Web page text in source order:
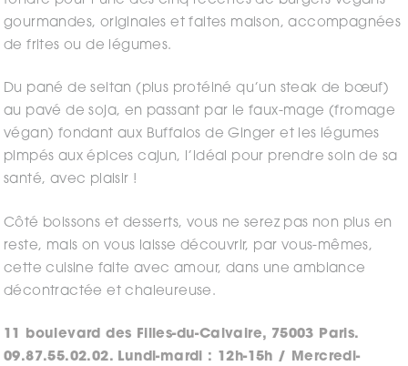
gourmandes, originales et faites maison, accompagnées
de frites ou de légumes.
Du pané de seitan (plus protéiné qu’un steak de bœuf)
au pavé de soja, en passant par le faux-mage (fromage
végan) fondant aux Buffalos de Ginger et les légumes
pimpés aux épices cajun, l’idéal pour prendre soin de sa
santé, avec plaisir !
Côté boissons et desserts, vous ne serez pas non plus en
reste, mais on vous laisse découvrir, par vous-mêmes,
cette cuisine faite avec amour, dans une ambiance
décontractée et chaleureuse.
11 boulevard des Filles-du-Calvaire, 75003 Paris.
09.87.55.02.02. Lundi-mardi : 12h-15h / Mercredi-